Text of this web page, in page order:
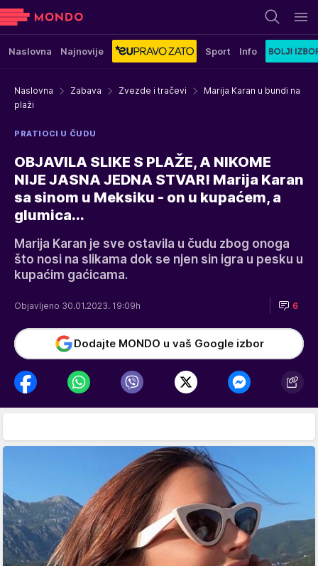
Naslovna Najnovije Sport Info
Naslovna Zabava Zvezde i tračevi
Marija Karan u bundi na
plaži
PRATIOCI U ČUDU
OBJAVILA SLIKE S PLAŽE, A NIKOME
NIJE JASNA JEDNA STVAR! Marija Karan
sa sinom u Meksiku - on u kupaćem, a
glumica...
Marija Karan je sve ostavila u čudu zbog onoga
što nosi na slikama dok se njen sin igra u pesku u
kupaćim gaćicama.
Objavljeno 30.01.2023. 19:09h 6
Dodajte MONDO u vaš Google izbor